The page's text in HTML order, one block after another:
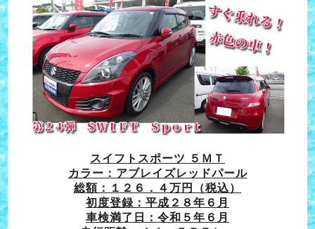
スイフトスポーツ ５ＭＴ
カラー：アブレイズレッドパール
総額：１２６．４万円（税込）
初度登録：平成２８年６月
車検満了日：令和５年６月